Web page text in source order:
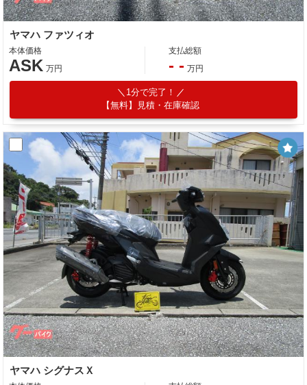
ヤマハ ファツィオ
本体価格
ASK 万円
支払総額
- - 万円
1分で完了！
【無料】見積・在庫確認
ヤマハ シグナスＸ